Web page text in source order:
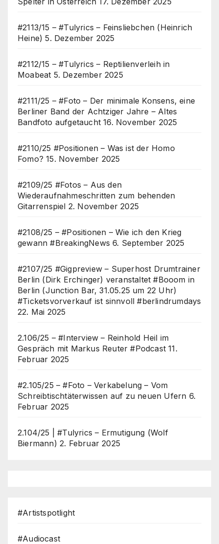
#2113/15 – #Tulyrics – Feinsliebchen (Heinrich
Heine) 5. Dezember 2025
#2112/15 – #Tulyrics – Reptilienverleih in
Moabeat 5. Dezember 2025
#2111/25 – #Foto – Der minimale Konsens, eine
Berliner Band der Achtziger Jahre – Altes
Bandfoto aufgetaucht 16. November 2025
#2110/25 #Positionen – Was ist der Homo
Fomo? 15. November 2025
#2109/25 #Fotos – Aus den
Wiederaufnahmeschritten zum behenden
Gitarrenspiel 2. November 2025
#2108/25 – #Positionen – Wie ich den Krieg
gewann #BreakingNews 6. September 2025
#2107/25 #Gigpreview – Superhost Drumtrainer
Berlin (Dirk Erchinger) veranstaltet #Booom in
Berlin (Junction Bar, 31.05.25 um 22 Uhr)
#Ticketsvorverkauf ist sinnvoll #berlindrumdays
22. Mai 2025
2.106/25 – #Interview – Reinhold Heil im
Gespräch mit Markus Reuter #Podcast 11.
Februar 2025
#2.105/25 – #Foto – Verkabelung – Vom
Schreibtischtäterwissen auf zu neuen Ufern 6.
Februar 2025
2.104/25 | #Tulyrics – Ermutigung (Wolf
Biermann) 2. Februar 2025
#Artistspotlight
#Audiocast